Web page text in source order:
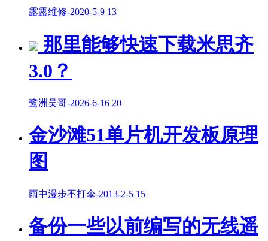
露露维修-2020-5-9 13
那里能够快速下载米思齐
3.0？
鹭洲吴哥-2026-6-16 20
金沙滩51单片机开发板原理
图
雨中漫步不打伞-2013-2-5 15
备份一些以前编写的无线遥